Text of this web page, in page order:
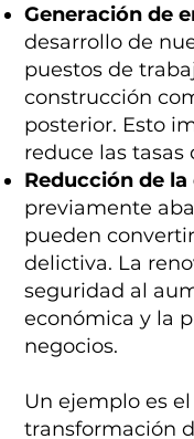
Generación de
desarrollo de
puestos de
construcción
posterior. Esto
reduce las tasas
Reducción de
previamente
pueden
delictiva. La
seguridad al
económica y la
negocios.
Un ejemplo es
transformación